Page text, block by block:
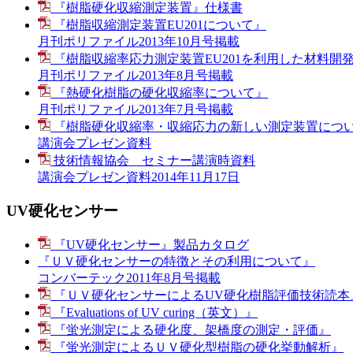
『樹脂硬化収縮測定装置』仕様書
『樹脂収縮測定装置EU201について』
月刊ポリファイル2013年10月号掲載
『樹脂収縮率応力測定装置EU201を利用した材料開
月刊ポリファイル2013年8月号掲載
『熱硬化樹脂の硬化収縮率について』
月刊ポリファイル2013年7月号掲載
『樹脂硬化収縮率・収縮応力の新しい測定装置につい
講演会プレゼン資料
技術情報協会 セミナー講演時資料
講演会プレゼン資料2014年11月17日
UV硬化センサー
『UV硬化センサー』製品カタログ
『ＵＶ硬化センサーの特徴とその利用について』
コンバーテック2011年8月号掲載
『ＵＶ硬化センサーによるUV硬化樹脂評価技術読本
『Evaluations of UV curing（英文）』
『蛍光測定による硬化度、架橋度の測定・評価』
『蛍光測定によるＵＶ硬化型樹脂の硬化挙動解析』